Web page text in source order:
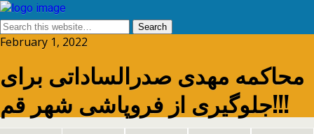
February 1, 2022
محاکمه مهدی صدرالساداتی برای
جلوگیری از فروپاشی شهر قم!!!